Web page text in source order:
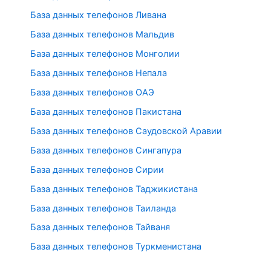
База данных телефонов Ливана
База данных телефонов Мальдив
База данных телефонов Монголии
База данных телефонов Непала
База данных телефонов ОАЭ
База данных телефонов Пакистана
База данных телефонов Саудовской Аравии
База данных телефонов Сингапура
База данных телефонов Сирии
База данных телефонов Таджикистана
База данных телефонов Таиланда
База данных телефонов Тайваня
База данных телефонов Туркменистана